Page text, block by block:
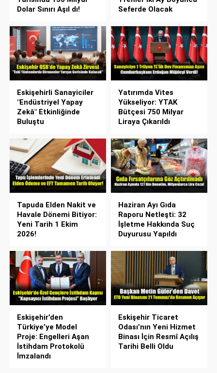
Dolar Sınırı Aşıl dı!
Seferde Olacak
Eskişehirli Sanayiciler
"Endüstriyel Yapay
Zekâ" Etkinliğinde
Buluştu
Yatırımda Vites
Yükseliyor: YTAK
Bütçesi 750 Milyar
Liraya Çıkarıldı
Tapuda Elden Nakit ve
Havale Dönemi Bitiyor:
Yeni Tarih 1 Ekim
2026!
Haziran Ayı Gıda
Raporu Netleşti: 32
İşletme Hakkında Suç
Duyurusu Yapıldı
Eskişehir’den
Türkiye’ye Model
Proje: Engelleri Aşan
İstihdam Protokolü
İmzalandı
Eskişehir Ticaret
Odası’nın Yeni Hizmet
Binası İçin Resmî Açılış
Tarihi Belli Oldu